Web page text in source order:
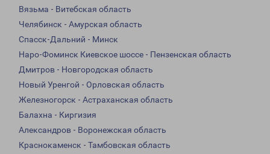
Вязьма - Витебская область
Челябинск - Амурская область
Спасск-Дальний - Минск
Наро-Фоминск Киевское шоссе - Пензенская область
Дмитров - Новгородская область
Новый Уренгой - Орловская область
Железногорск - Астраханская область
Балахна - Киргизия
Александров - Воронежская область
Краснокаменск - Тамбовская область